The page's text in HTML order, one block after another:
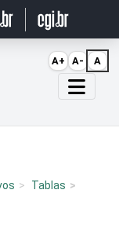
Tablas
A+ A- A